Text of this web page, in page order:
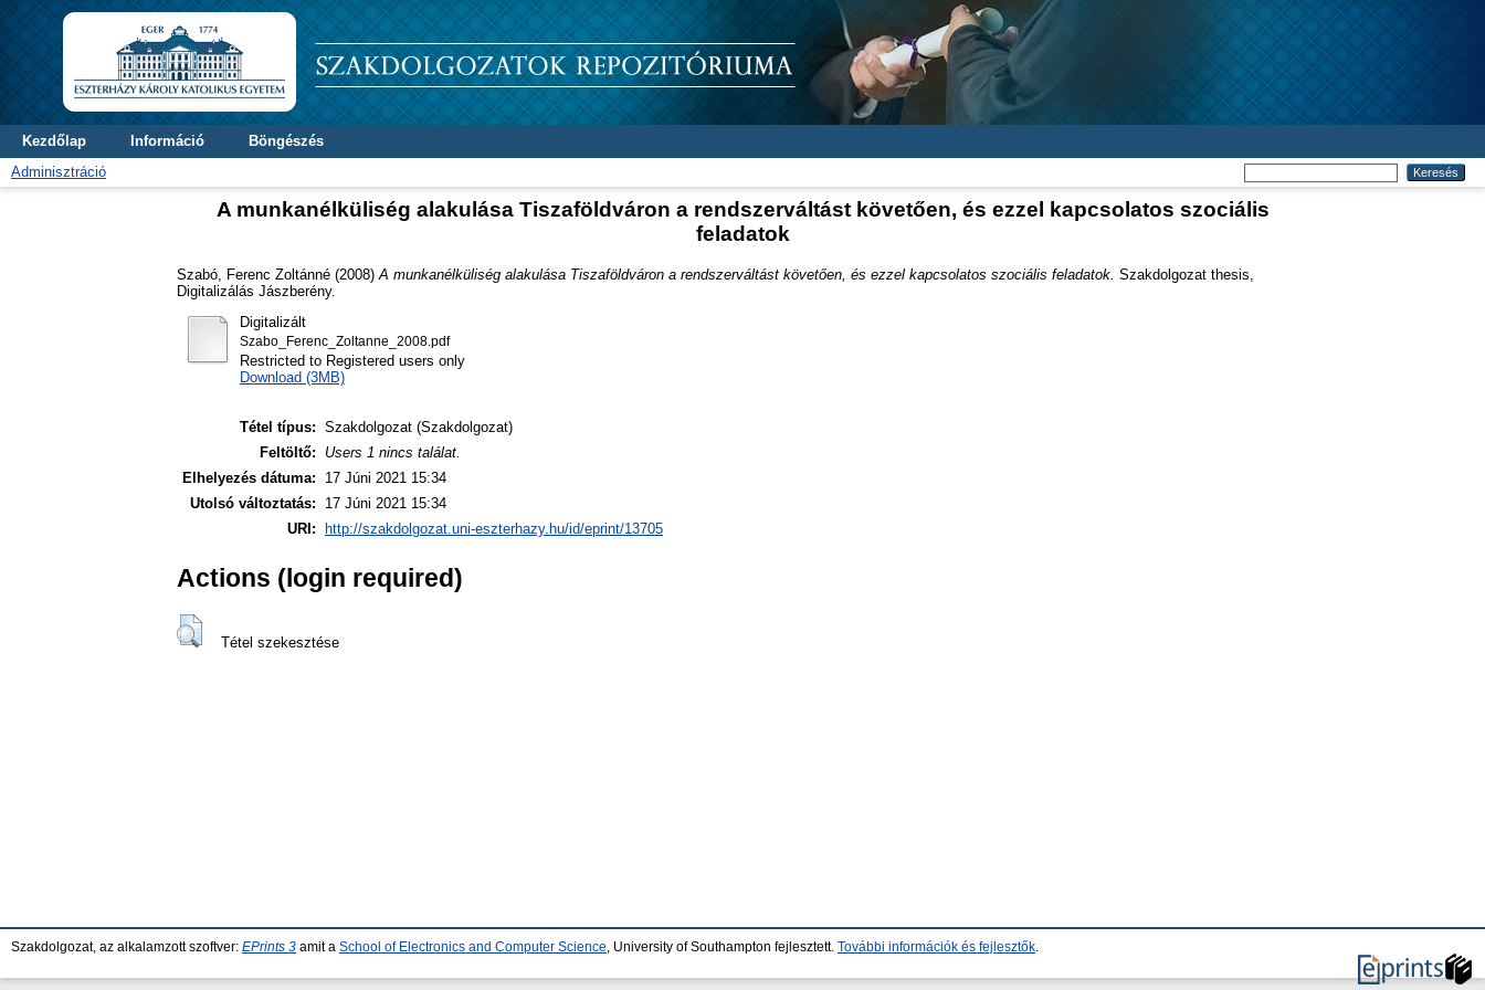
Kezdőlap Információ
Böngészés
Adminisztráció
A munkanélküliség alakulása Tiszaföldváron a rendszerváltást követően, és ezzel kapcsolatos szociális
feladatok
Szabó, Ferenc Zoltánné (2008) A munkanélküliség alakulása Tiszaföldváron a rendszerváltást követően, és ezzel kapcsolatos szociális feladatok. Szakdolgozat thesis,
Digitalizálás Jászberény.
Digitalizált
Szabo_Ferenc_Zoltanne_2008.pdf
Restricted to Registered users only
Download (3MB)
Tétel típus: Szakdolgozat (Szakdolgozat)
Feltöltő:
Users 1 nincs találat.
Elhelyezés dátuma:
17 Júni 2021 15:34
Utolsó változtatás:
17 Júni 2021 15:34
URI:
http://szakdolgozat.uni-eszterhazy.hu/id/eprint/13705
Actions (login required)
Tétel szekesztése
Szakdolgozat, az alkalamzott szoftver: EPrints 3 amit a School of Electronics and Computer Science , University of Southampton fejlesztett. További információk és fejlesztők